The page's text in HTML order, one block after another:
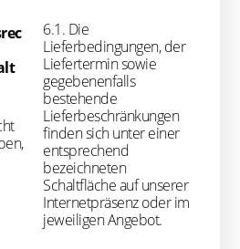
6.1. Die
Lieferbedingungen, der
Liefertermin sowie
gegebenenfalls
bestehende
Lieferbeschränkungen
finden sich unter einer
entsprechend
bezeichneten
Schaltfläche auf unserer
Internetpräsenz oder im
jeweiligen Angebot.